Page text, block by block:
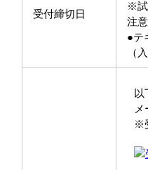
受付締切日
※試
注
●テ
（
以
※